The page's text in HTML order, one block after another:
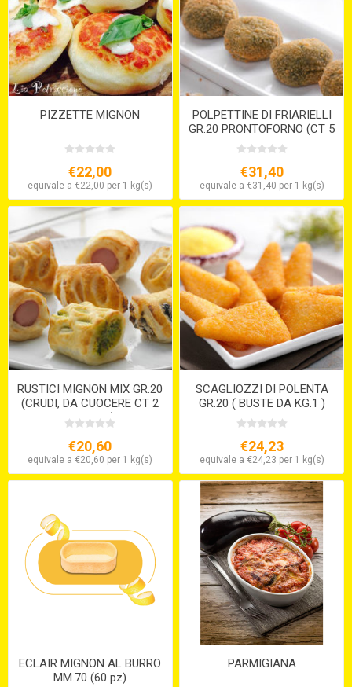
PIZZETTE MIGNON
€22,00
equivale a €22,00 per 1 kg(s)
POLPETTINE DI FRIARIELLI
GR.20 PRONTOFORNO (CT 5
X 1 KG.)
€31,40
equivale a €31,40 per 1 kg(s)
RUSTICI MIGNON MIX GR.20
(CRUDI, DA CUOCERE CT 2
X 2,5 KG.)
€20,60
equivale a €20,60 per 1 kg(s)
SCAGLIOZZI DI POLENTA
GR.20 ( BUSTE DA KG.1 )
€24,23
equivale a €24,23 per 1 kg(s)
ECLAIR MIGNON AL BURRO
MM.70 (60 pz)
PARMIGIANA